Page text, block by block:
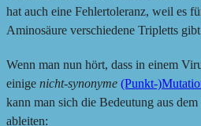
hat auch eine Fehlertoleranz, weil es
Aminosäure verschiedene Tripletts
Wenn man nun hört, dass in einem
einige nicht-synonyme (Punkt-
kann man sich die Bedeutung aus
ableiten: